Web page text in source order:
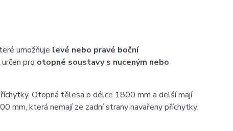
umožňuje levé nebo pravé boční
pro otopné soustavy s nuceným nebo
Otopná tělesa o délce 1800 mm a delší mají
mm, která nemají ze zadní strany navařeny příchytky.